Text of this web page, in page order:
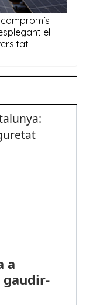
a
gaudir-